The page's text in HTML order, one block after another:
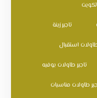
تاجير زينة
طاولات استقبال
تاجير طاولات بوفيه
طاولات مناسبات